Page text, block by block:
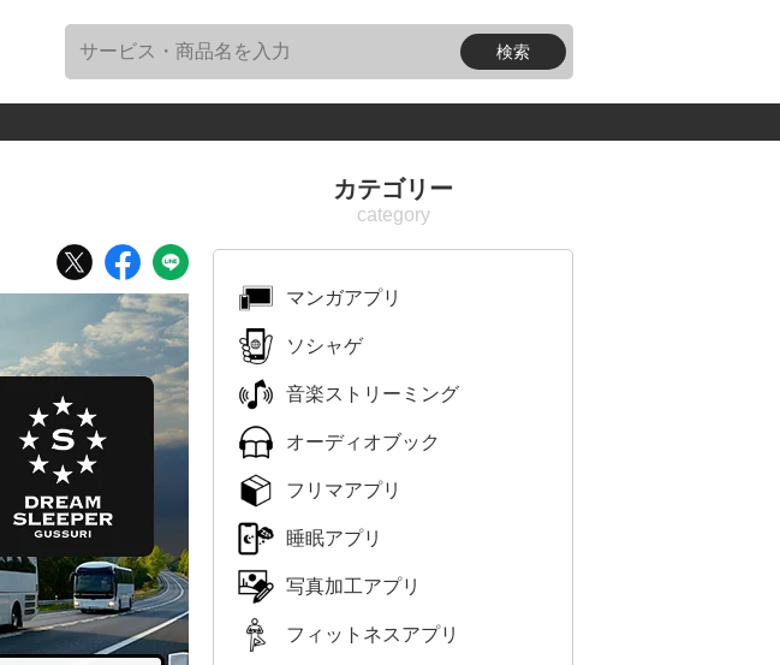
カテゴリー
マンガアプリ
ソシャゲ
音楽ストリーミング
オーディオブック
フリマアプリ
睡眠アプリ
写真加工アプリ
フィットネスアプリ